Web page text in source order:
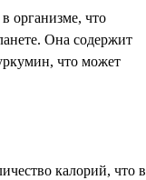
организме, что
Она содержит
что может
калорий, что в